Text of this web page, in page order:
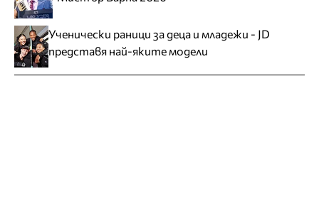
Ученически раници за деца и младежи - JD
представя най-яките модели